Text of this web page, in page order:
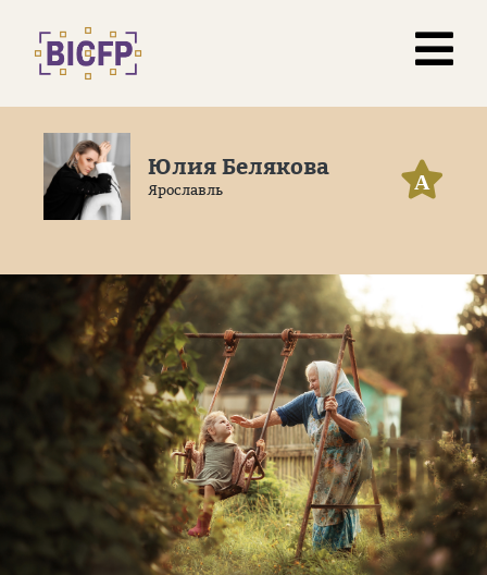
Юлия Белякова
Ярославль А